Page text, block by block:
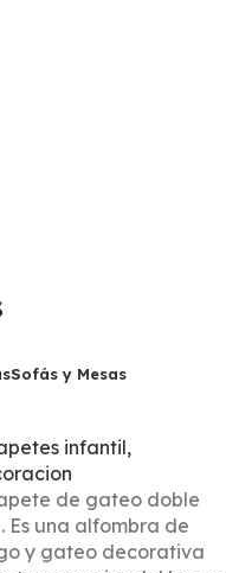
Sofás y Mesas